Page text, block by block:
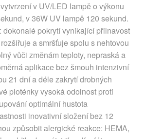
v UV/LED lampě o výkonu
v 36W UV lampě 120 sekund.
dokonalé pokrytí vynikající přilnavost
a smršťuje spolu s nehtovou
vůči změnám teploty, nepraská a
aplikace bez šmouh intenzivní
21 dní a déle zakrytí drobných
ploténky vysoká odolnost proti
optimální hustota
inovativní složení bez 12
způsobit alergické reakce: HEMA,